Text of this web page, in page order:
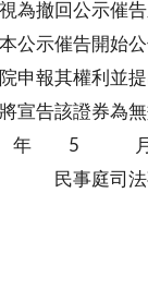
為撤回公示催告
公示催告開始
其權利並提
宣告該證券為
年 5
務官